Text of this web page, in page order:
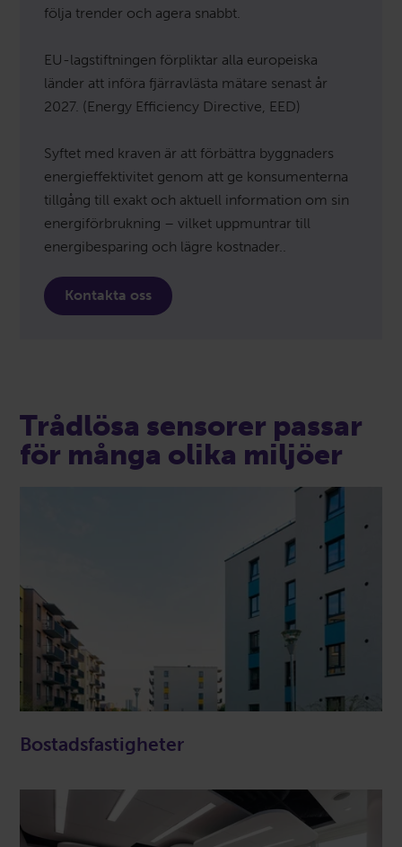
följa trender och agera snabbt.
EU-lagstiftningen förpliktar alla europeiska
länder att införa fjärravlästa mätare senast år
2027. (Energy Efficiency Directive, EED)
Syftet med kraven är att förbättra byggnaders
energieffektivitet genom att ge konsumenterna
tillgång till exakt och aktuell information om sin
energiförbrukning – vilket uppmuntrar till
energibesparing och lägre kostnader..
Kontakta oss
Trådlösa sensorer passar
för många olika miljöer
Bostadsfastigheter